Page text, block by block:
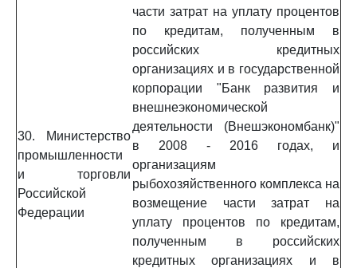
30. Министерство
промышленности
и торговли
Российской
Федерации
части затрат на уплату процентов
по кредитам, полученным в
российских кредитных
организациях и в государственной
корпорации "Банк развития и
внешнеэкономической
деятельности (Внешэкономбанк)"
в 2008 - 2016 годах, и
организациям
рыбохозяйственного комплекса на
возмещение части затрат на
уплату процентов по кредитам,
полученным в российских
кредитных организациях и в